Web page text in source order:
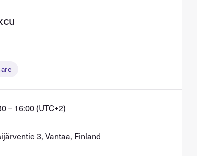
– 16:00 (UTC+2)
3, Vantaa, Finland